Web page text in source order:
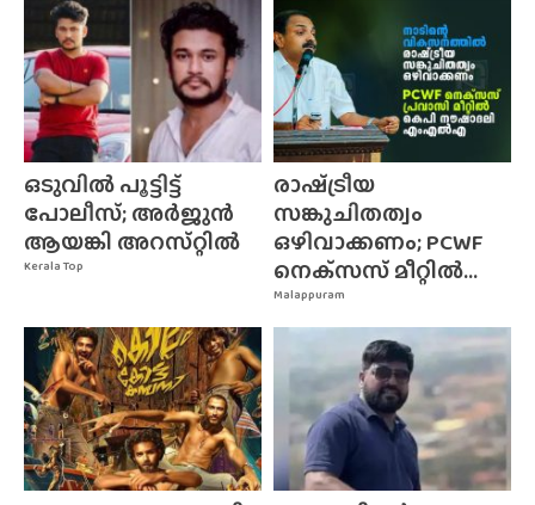
Kerala Top
ഒടുവിൽ പൂട്ടിട്ട്
പോലീസ്; അർജുൻ
ആയങ്കി അറസ്‌റ്റിൽ
Malappuram
രാഷ്‌ട്രീയ
സങ്കുചിതത്വം
ഒഴിവാക്കണം; PCWF
നെക്‌സസ്‌ മീറ്റിൽ...